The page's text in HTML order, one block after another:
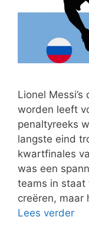
Lionel
worden leeft
penaltyreeks
langste eind
kwartfinales
was een
teams in staat
creëren,
Lees verder